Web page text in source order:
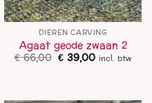
DIEREN CARVING
Agaat geode zwaan 2
€66,00 Oorspronkelijke
prijs
€ 39,00Huidige
prijs
incl. btw